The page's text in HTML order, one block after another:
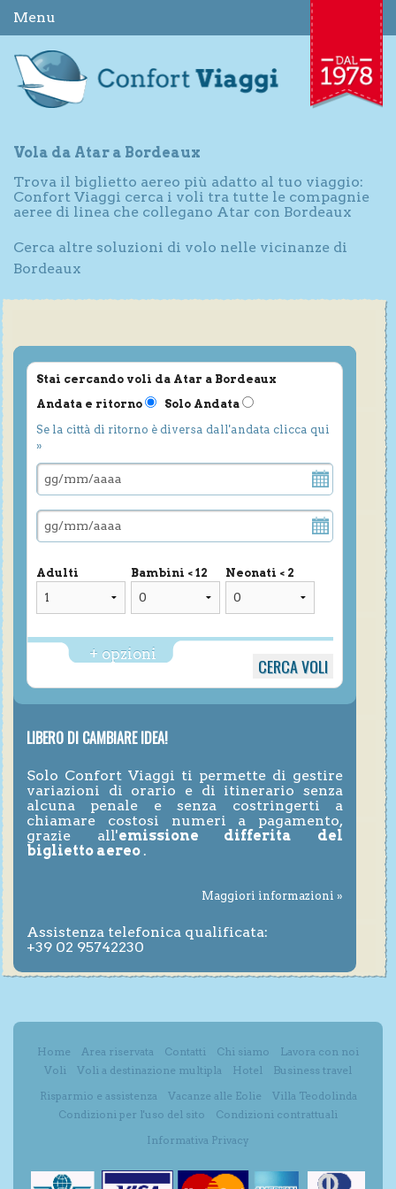
Menu
Vola da Atar a Bordeaux
Trova il biglietto aereo più adatto al tuo viaggio:
Confort Viaggi cerca i voli tra tutte le compagnie
aeree di linea che collegano Atar con Bordeaux
Cerca altre soluzioni di volo nelle vicinanze di
Bordeaux
Stai cercando voli da Atar a Bordeaux
Andata e ritorno
Solo Andata
Se la città di ritorno è diversa dall'andata clicca qui
»
Adulti Bambini < 12 Neonati < 2
+ opzioni
LIBERO DI CAMBIARE IDEA!
Solo Confort Viaggi ti permette di gestire
variazioni di orario e di itinerario senza
alcuna penale e senza costringerti a
chiamare costosi numeri a pagamento,
grazie all'emissione differita del
biglietto aereo .
Maggiori informazioni »
Assistenza telefonica qualificata:
+39 02 95742230
Home Area riservata Contatti Chi siamo
Lavora con noi
Voli
Voli a destinazione multipla Hotel
Business travel
Risparmio e assistenza
Vacanze alle Eolie
Villa Teodolinda
Condizioni per l'uso del sito
Condizioni contrattuali
Informativa Privacy